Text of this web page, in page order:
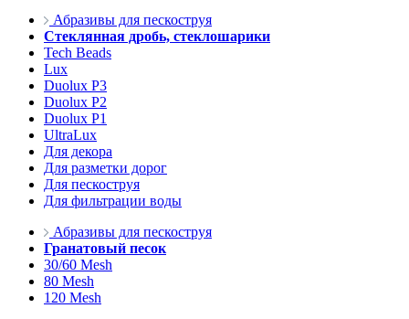
Абразивы для пескоструя
Стеклянная дробь, стеклошарики
Tech Beads
Lux
Duolux P3
Duolux P2
Duolux P1
UltraLux
Для декора
Для разметки дорог
Для пескоструя
Для фильтрации воды
Абразивы для пескоструя
Гранатовый песок
30/60 Mesh
80 Mesh
120 Mesh